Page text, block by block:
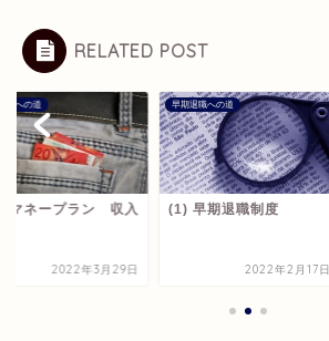
RELATED POST
職への道
マネープラン 収入
2022年3月29日
早期退職への道
(1) 早期退職制度
2022年2月17日